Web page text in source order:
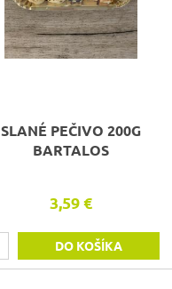
SLANÉ PEČIVO 200G
BARTALOS
3,59 €
DO KOŠÍKA